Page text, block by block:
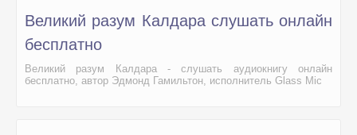
Великий разум Калдара слушать онлайн
бесплатно
Великий разум Калдара - слушать аудиокнигу онлайн
бесплатно, автор Эдмонд Гамильтон, исполнитель Glass Mic